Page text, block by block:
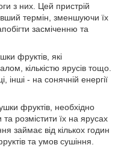
з них. Цей пристрій
термін, зменшуючи їх
засміченню та
фруктів, які
кількістю ярусів тощо.
інші - на сонячній енергії
фруктів, необхідно
розмістити їх на ярусах
займає від кількох годин
та умов сушіння.